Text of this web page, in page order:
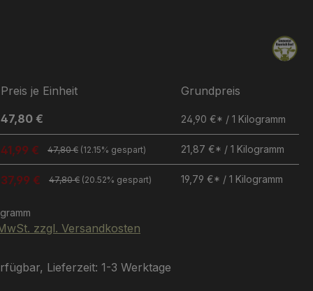
Preis je Einheit Grundpreis
47,80 € 24,90 €* / 1 Kilogramm
41,99 € 47,80 € (12.15% gespart) 21,87 €* / 1 Kilogramm
37,99 € 47,80 € (20.52% gespart) 19,79 €* / 1 Kilogramm
zzgl. Versandkosten
Lieferzeit: 1-3 Werktage